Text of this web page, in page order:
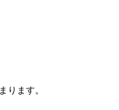
ります。